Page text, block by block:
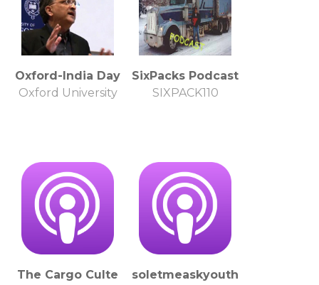
Oxford-India Day
Oxford University
SixPacks Podcast
SIXPACK110
The Cargo Culte
soletmeaskyouthis's